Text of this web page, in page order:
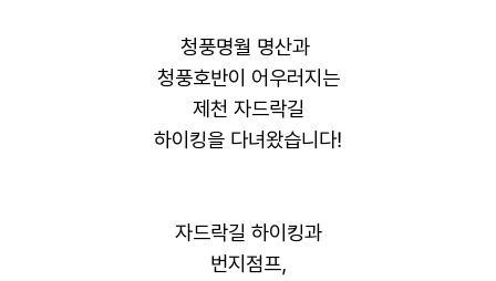
청풍명월 명산과
청풍호반이 어우러지는
제천 자드락길
하이킹을 다녀왔습니다!
자드락길 하이킹과
번지점프,